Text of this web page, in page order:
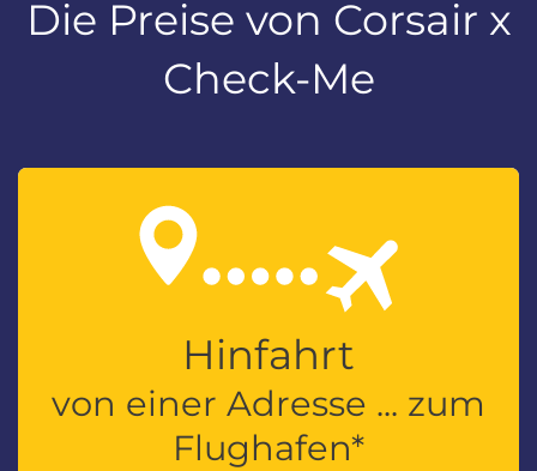
Die Preise von Corsair x
Check-Me
Hinfahrt
von einer Adresse ... zum
Flughafen*